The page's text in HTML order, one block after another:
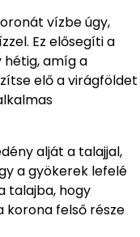
vízbe úgy,
Ez elősegíti a
hétig, amíg a
elő a virágföldet
alját a talajjal,
a gyökerek lefelé
talajba, hogy
korona felső része